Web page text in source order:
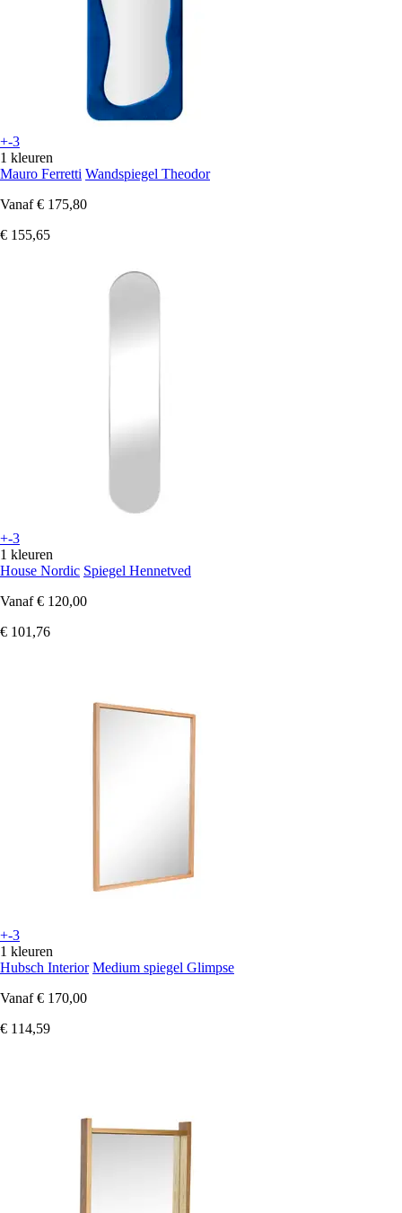
+-3
1 kleuren
Mauro Ferretti Wandspiegel Theodor
Vanaf € 175,80
€ 155,65
+-3
1 kleuren
House Nordic Spiegel Hennetved
Vanaf € 120,00
€ 101,76
+-3
1 kleuren
Hubsch Interior Medium spiegel Glimpse
Vanaf € 170,00
€ 114,59